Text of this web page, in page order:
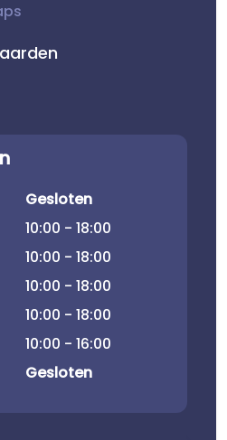
Gesloten
10:00 - 18:00
10:00 - 18:00
10:00 - 18:00
10:00 - 18:00
10:00 - 16:00
Gesloten